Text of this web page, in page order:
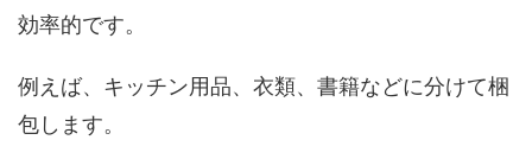
効率的です。
例えば、キッチン用品、衣類、書籍などに分けて梱
包します。